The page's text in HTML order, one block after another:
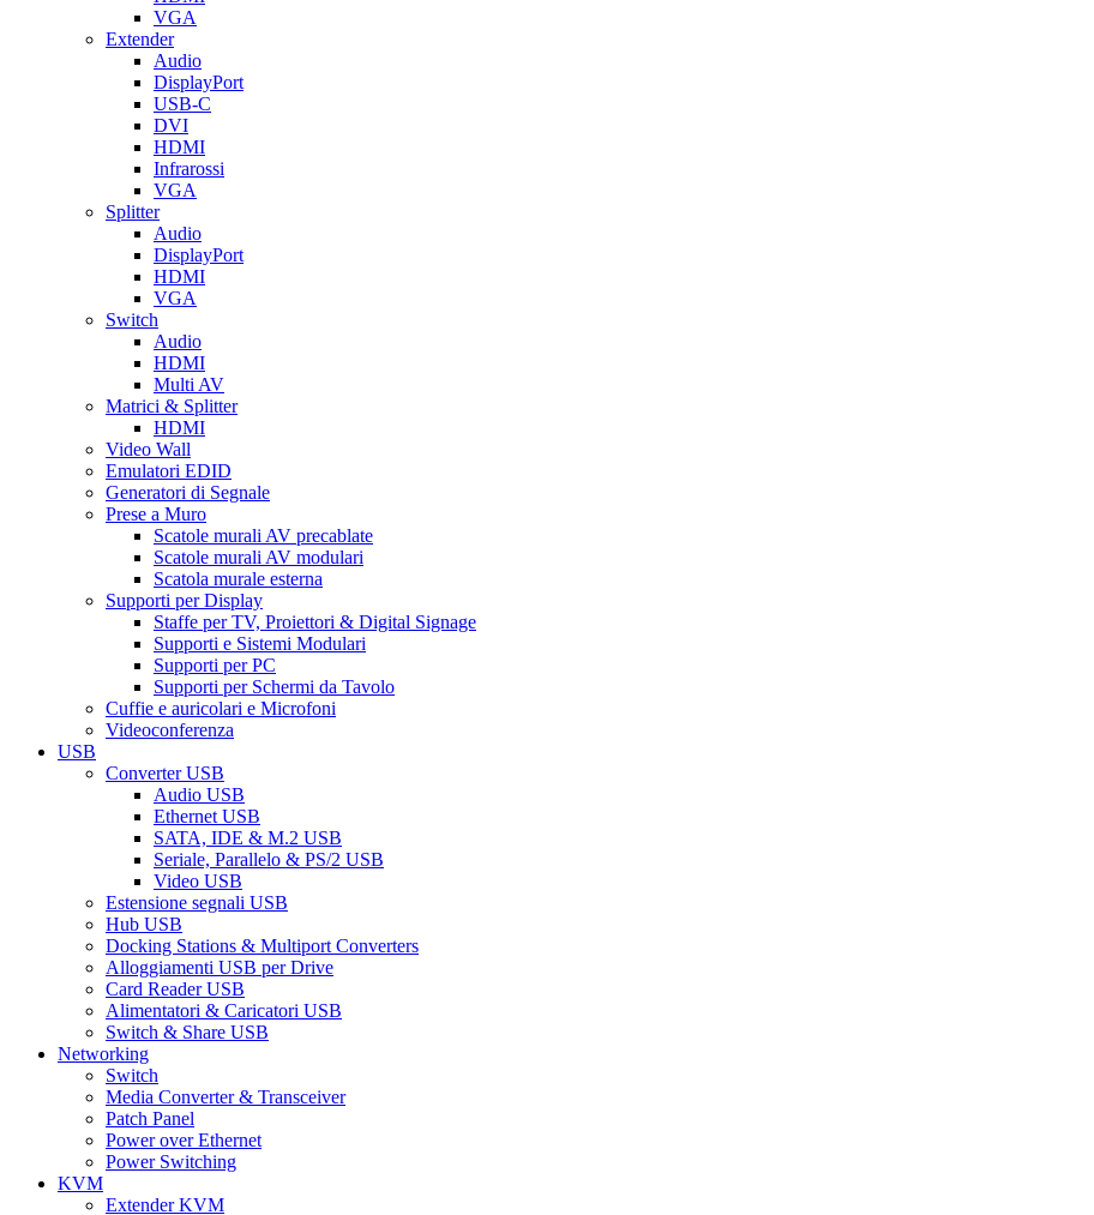
VGA
Extender
Audio
DisplayPort
USB-C
DVI
HDMI
Infrarossi
VGA
Splitter
Audio
DisplayPort
HDMI
VGA
Switch
Audio
HDMI
Multi AV
Matrici & Splitter
HDMI
Video Wall
Emulatori EDID
Generatori di Segnale
Prese a Muro
Scatole murali AV precablate
Scatole murali AV modulari
Scatola murale esterna
Supporti per Display
Staffe per TV, Proiettori & Digital Signage
Supporti e Sistemi Modulari
Supporti per PC
Supporti per Schermi da Tavolo
Cuffie e auricolari e Microfoni
Videoconferenza
USB
Converter USB
Audio USB
Ethernet USB
SATA, IDE & M.2 USB
Seriale, Parallelo & PS/2 USB
Video USB
Estensione segnali USB
Hub USB
Docking Stations & Multiport Converters
Alloggiamenti USB per Drive
Card Reader USB
Alimentatori & Caricatori USB
Switch & Share USB
Networking
Switch
Media Converter & Transceiver
Patch Panel
Power over Ethernet
Power Switching
KVM
Extender KVM